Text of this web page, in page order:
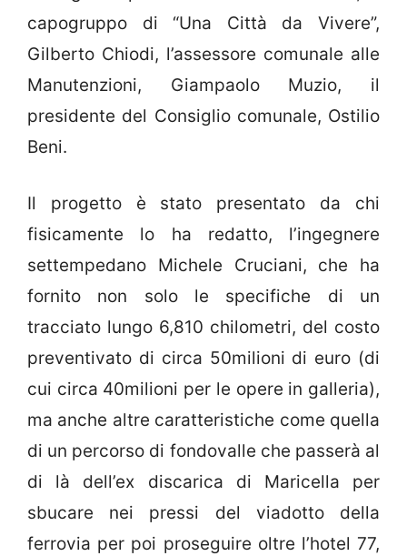
capogruppo di “Una Città da Vivere”,
Gilberto Chiodi, l’assessore comunale alle
Manutenzioni, Giampaolo Muzio, il
presidente del Consiglio comunale, Ostilio
Beni.
Il progetto è stato presentato da chi
fisicamente lo ha redatto, l’ingegnere
settempedano Michele Cruciani, che ha
fornito non solo le specifiche di un
tracciato lungo 6,810 chilometri, del costo
preventivato di circa 50milioni di euro (di
cui circa 40milioni per le opere in galleria),
ma anche altre caratteristiche come quella
di un percorso di fondovalle che passerà al
di là dell’ex discarica di Maricella per
sbucare nei pressi del viadotto della
ferrovia per poi proseguire oltre l’hotel 77,